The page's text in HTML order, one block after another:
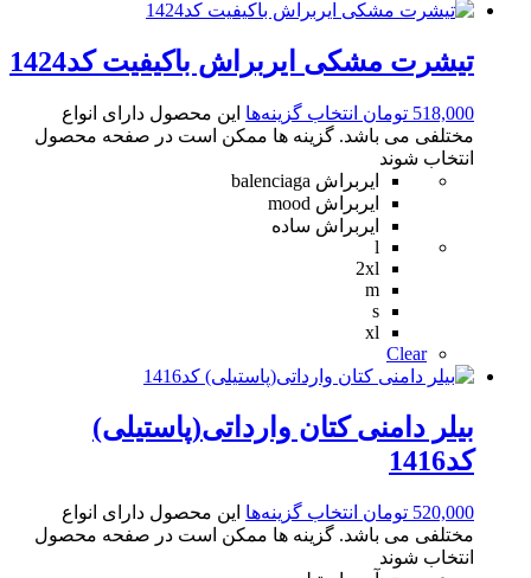
تیشرت مشکی ایربراش باکیفیت کد1424
518,000 تومان انتخاب گزینه‌ها این محصول دارای انواع
مختلفی می باشد. گزینه ها ممکن است در صفحه محصول
انتخاب شوند
ایربراش balenciaga
ایربراش mood
ایربراش ساده
l
2xl
m
s
xl
Clear
بیلر دامنی کتان وارداتی(پاستیلی)
کد1416
520,000 تومان انتخاب گزینه‌ها این محصول دارای انواع
مختلفی می باشد. گزینه ها ممکن است در صفحه محصول
انتخاب شوند